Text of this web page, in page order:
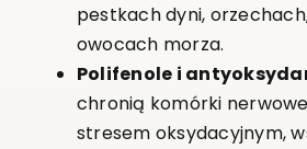
pestkach dyni,
owocach morza.
Polifenole i
chronią komórki
stresem oksydacyjnym,